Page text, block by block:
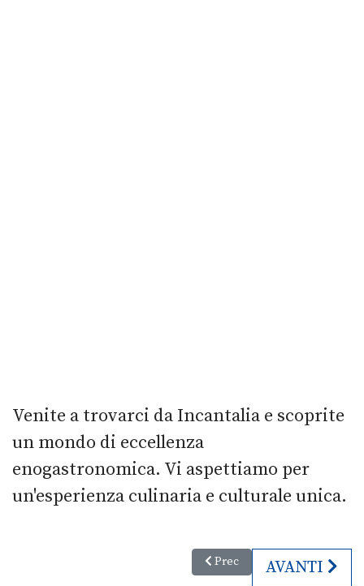
Venite a trovarci da Incantalia e scoprite
un mondo di eccellenza
enogastronomica. Vi aspettiamo per
un'esperienza culinaria e culturale unica.
Articolo precedente: Active
Prec ARTICOLO
AVANTI